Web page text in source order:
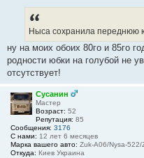
н
и
е
#
3
5
Ныса сохранила переднюю
ну на моих обоих 80го и 85го
родности юбки на голубой не
отсутствует!
Сусанин
Мастер
Возраст: 52
Репутация: 85
Сообщения: 3176
С нами: 12 лет 6 месяцев
Марка вашего авто: Zuk-A06/Nysa-522/
Откуда: Киев Украина